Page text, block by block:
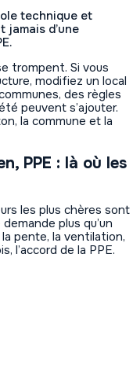
technique et
jamais d’une
trompent. Si vous
modifiez un local
des règles
peuvent s’ajouter.
la commune et la
PPE : là où les
les plus chères sont
plus qu’un
pente, la ventilation,
l’accord de la PPE.